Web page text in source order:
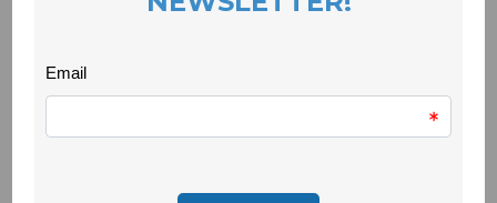
Camille Saint-Saëns, para desfilarem no corso de carnaval.
Um trabalho em que as crianças participaram activamente na
construção das suas máscaras e que envolveu todos os
integram o Plano de Inovação.